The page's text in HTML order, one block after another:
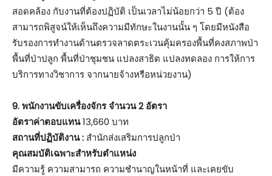
สอดคล้อง กับงานที่ต้องปฏิบัติ เป็นเวลาไม่น้อยกว่า 5 ปี (ต้อง
สามารถพิสูจน์ให้เห็นถึงความมีทักษะในงานนั้น ๆ โดยมีหนังสือ
รับรองการทำงานด้านตรวจลาดตระเวนคุ้มครองพื้นที่คงสภาพป่า
พื้นที่ป่าปลูก พื้นที่ป่าชุมชน แปลงสาธิต แปลงทดลอง การให้การ
บริการทางวิชาการ จากนายจ้างหรือหน่วยงาน)
9. พนักงานขับเครื่องจักร จำนวน 2 อัตรา
อัตราค่าตอบแทน13,660 บาท
สถานที่ปฏิบัติงาน : สำนักส่งเสริมการปลูกป่า
คุณสมบัติเฉพาะสำหรับตำแหน่ง
มีความรู้ ความสามารถ ความชำนาญในหน้าที่ และเคยขับ